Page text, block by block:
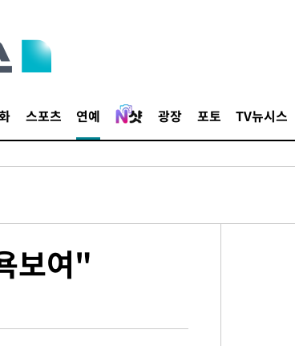
스포츠 연예 광장 포토 TV뉴시스
보여"